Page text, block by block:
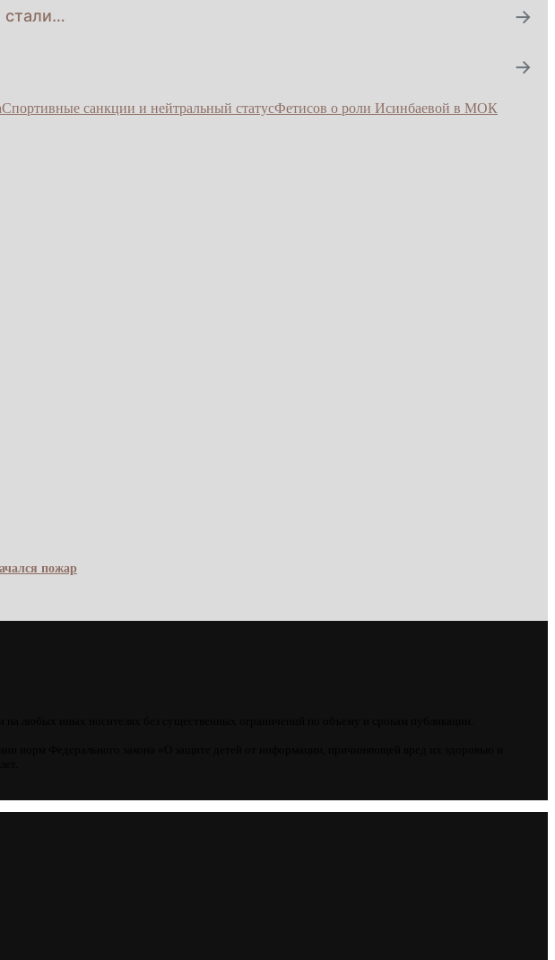
стали… →
→
Спортивные санкции и нейтральный статусФетисов о роли Исинбаевой в МОК
пожар